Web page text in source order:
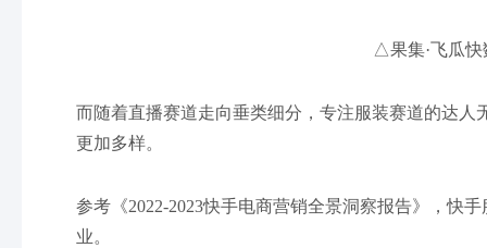
△果集·飞瓜
而随着直播赛道走向垂类细分，专注服装赛道的达
更加多样。
参考《2022-2023快手电商营销全景洞察报告》，快
业。